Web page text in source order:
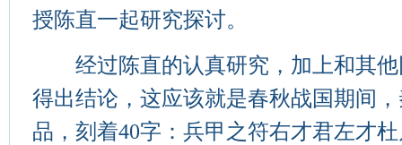
授陈直一起研究探讨。
经过陈直的认真研究，加上和其他
得出结论，这应该就是春秋战国期间
品，刻着40字：兵甲之符右才君左才